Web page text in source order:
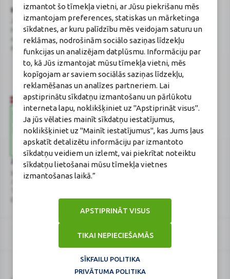
izmantot šo tīmekļa vietni, ar Jūsu piekrišanu mēs
izmantojam preferences, statiskas un mārketinga
sīkdatnes, ar kuru palīdzību mēs veidojam saturu un
reklāmas, nodrošinām sociālo saziņas līdzekļu
funkcijas un analizējam datplūsmu. Informāciju par
to, kā Jūs izmantojat mūsu tīmekļa vietni, mēs
kopīgojam ar saviem sociālās saziņas līdzekļu,
reklamēšanas un analīzes partneriem. Lai
apstiprinātu sīkdatņu izmantošanu un pārlūkotu
interneta lapu, noklikšķiniet uz "Apstiprināt visus".
Ja jūs vēlaties mainīt sīkdatņu iestatījumus,
noklikšķiniet uz "Mainīt iestatījumus", kas Jums ļaus
apskatīt detalizētu informāciju par izmantoto
sīkdatņu veidiem un izlemt, vai piekrītat noteiktu
sīkdatņu lietošanai mūsu tīmekļa vietnes
izmantošanas laikā.”
TIKAI NEPIECIEŠAMĀS
APSTIPRINĀT VISUS
SĪKFAILU POLITIKA
PRIVĀTUMA POLITIKA
BENU Aptieka Latvija, SIA
Juridiskā adrese / Faktiskā adrese:
Noliktavu iela 5, Dreiliņi, Stopiņu
novads, LV-2130
Reģistrācijas Nr.: 40003252167
Licence
Licences numurs: A00010
E-aptiekas kontakti
Aptiekas vadītāja:
Sertificēta farmaceite: Jeļena
Gončarova
Reģistrācijas Nr.: F-0834
Sertifikāta Nr.: 215.2025
Zāļu valsts aģentūra
www.zva.gov.lv
Jersikas iela 15, Rīga
E-pasts: info@zva.gov.lv
Veselības inspekcija
E-pasts: vi@vi.gov.lv